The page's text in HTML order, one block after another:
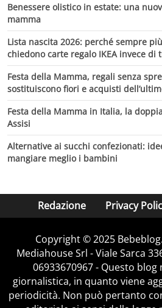
Benessere olistico in estate: una
mamma
Lista nascita 2026: perché sempre
chiedono carte regalo IKEA invece di
Festa della Mamma, regali senza
sostituiscono fiori e acquisti
Festa della Mamma in Italia, la
Assisi
Alternative ai succhi confezionati:
mangiare meglio i bambini
Redazione Privacy
Copyright © 2025
Mediahouse Srl - Viale Sarca
06933670967 - Questo
giornalistica, in quanto viene
periodicità. Non può pertanto